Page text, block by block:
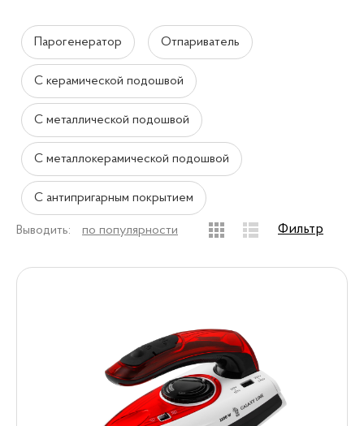
Парогенератор Отпариватель
С керамической подошвой
С металлической подошвой
С металлокерамической подошвой
С антипригарным покрытием
Выводить: по популярности Фильтр